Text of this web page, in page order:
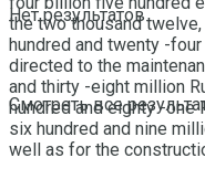
Нет результатов
Смотреть все
the two thousand
hundred and twenty -
directed to the
and thirty -eight million
hundred and eighty -
six hundred and nine
well as for the